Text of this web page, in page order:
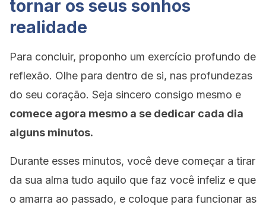
tornar os seus sonhos
realidade
Para concluir, proponho um exercício profundo de
reflexão. Olhe para dentro de si, nas profundezas
do seu coração. Seja sincero consigo mesmo e
comece agora mesmo a se dedicar cada dia
alguns minutos.
Durante esses minutos, você deve começar a tirar
da sua alma tudo aquilo que faz você infeliz e que
o amarra ao passado, e coloque para funcionar as